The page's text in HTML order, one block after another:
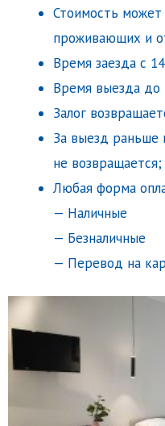
Стоимость может
проживающих и
Время заезда с
Время выезда до
Залог
За выезд раньше
не возвращается;
Любая форма
— Наличные
— Безналичные
— Перевод на